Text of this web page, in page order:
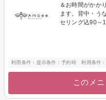
＆お時間がかか
ます。背中・う
セリング込90～
利用条件：提示条件：予約時 利用条件
このメ